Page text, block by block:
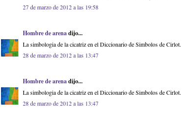
27 de marzo de 2012 a las 19:58
Hombre de arenadijo...
La simbologia de la cicatriz en el Diccionario de Simbolos de Cirlot.
28 de marzo de 2012 a las 13:47
Hombre de arenadijo...
La simbologia de la cicatriz en el Diccionario de Simbolos de Cirlot.
28 de marzo de 2012 a las 13:47